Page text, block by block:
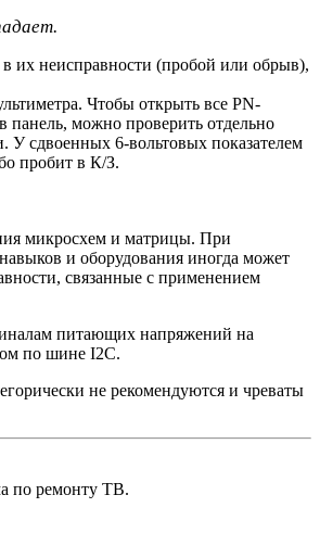
их неисправности (пробой или обрыв),
Чтобы открыть все PN-
панель, можно проверить отдельно
сдвоенных 6-вольтовых показателем
пробит в К/З.
микросхем и матрицы. При
и оборудования иногда может
связанные с применением
питающих напряжений на
по шине I2C.
не рекомендуются и чреваты
по ремонту ТВ.